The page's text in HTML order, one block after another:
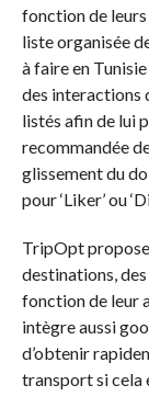
fonction de leurs
liste organisée
à faire en
des interactions
listés afin de lui
recommandée
glissement du
pour ‘Liker’ ou
TripOpt
destinations,
fonction de leur
intègre aussi
d’obtenir
transport si cela